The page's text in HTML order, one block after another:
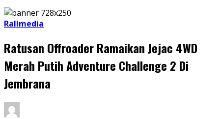
Rallmedia
Ratusan Offroader Ramaikan Jejac 4WD
Merah Putih Adventure Challenge 2 Di
Jembrana